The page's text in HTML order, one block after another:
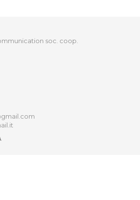
soc. coop.